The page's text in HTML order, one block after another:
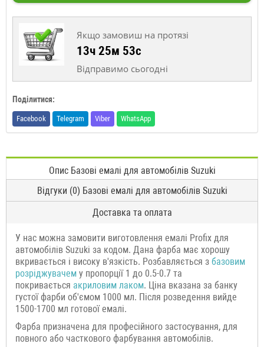
Якщо замовиш на протязі
13ч 25м 53с
Відправимо сьогодні
Поділитися:
Facebook Telegram Viber WhatsApp
Опис Базові емалі для автомобілів Suzuki
Відгуки (0) Базові емалі для автомобілів Suzuki
Доставка та оплата
У нас можна замовити виготовлення емалі Profix для
автомобілів Suzuki за кодом. Дана фарба має хорошу
вкривається і високу в'язкість. Розбавляється з базовим
розріджувачем у пропорції 1 до 0.5-0.7 та
покривається акриловим лаком. Ціна вказана за банку
густої фарби об'ємом 1000 мл. Після розведення вийде
1500-1700 мл готової емалі.
Фарба призначена для професійного застосування, для
повного або часткового фарбування автомобілів.